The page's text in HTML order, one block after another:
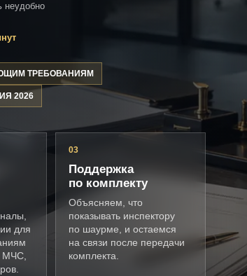
неудобно
ТРЕБОВАНИЯМ
2026
для
МЧС,
03
Поддержка
по комплекту
Объясняем, что
показывать инспектору
по шаурме, и остаемся
на связи после передачи
комплекта.